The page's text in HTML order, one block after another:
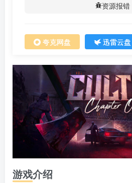
资源报错
夸克网盘 迅雷云盘
游戏介绍